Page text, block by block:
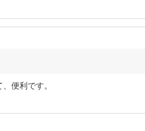
便利です。